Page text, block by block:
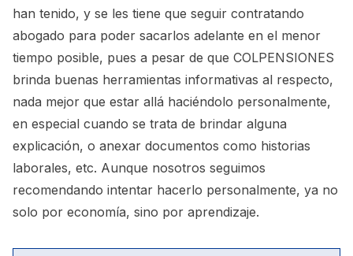
han tenido, y se les tiene que seguir contratando
abogado para poder sacarlos adelante en el menor
tiempo posible, pues a pesar de que COLPENSIONES
brinda buenas herramientas informativas al respecto,
nada mejor que estar allá haciéndolo personalmente,
en especial cuando se trata de brindar alguna
explicación, o anexar documentos como historias
laborales, etc. Aunque nosotros seguimos
recomendando intentar hacerlo personalmente, ya no
solo por economía, sino por aprendizaje.